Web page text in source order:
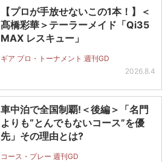
【プロが手放せないこの1本！】＜
髙橋彩華＞テーラーメイド「Qi35
MAX レスキュー」
ギア プロ・トーナメント 週刊GD
2026.8.4
車中泊で全国制覇!＜後編＞「名門
よりも“とんでもないコース”を優
先」その理由とは?
コース・プレー 週刊GD